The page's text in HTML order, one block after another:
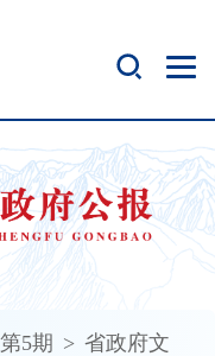
第5期 > 省政府文